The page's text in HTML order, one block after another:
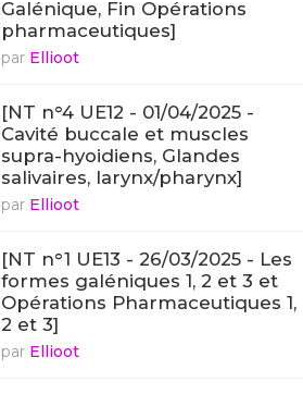
Galénique, Fin Opérations
pharmaceutiques]
par Ellioot
[NT n°4 UE12 - 01/04/2025 -
Cavité buccale et muscles
supra-hyoidiens, Glandes
salivaires, larynx/pharynx]
par Ellioot
[NT n°1 UE13 - 26/03/2025 - Les
formes galéniques 1, 2 et 3 et
Opérations Pharmaceutiques 1,
2 et 3]
par Ellioot